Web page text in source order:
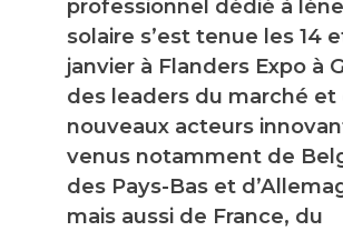
professionnel dédié à
solaire s’est tenue les 14
janvier à Flanders Expo à
des leaders du marché et
nouveaux acteurs
venus notamment de
des Pays-Bas et
mais aussi de France, du